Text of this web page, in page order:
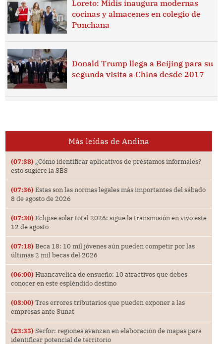
Loreto: Midis inaugura modernas
cocinas y almacenes en colegio de
Punchana
Donald Trump llega a Beijing para su
segunda visita a China desde 2017
Más leídas de Andina
(07:38) ¿Cómo identificar aplicativos de préstamos informales?
esto sugiere la SBS
(07:36) Estas son las normas legales más importantes del sábado
8 de agosto de 2026
(07:30) Eclipse solar total 2026: sigue la transmisión en vivo este
12 de agosto
(07:18) Beca 18: 10 mil jóvenes aún pueden competir por las
últimas 2 mil becas del 2026
(06:00) Huancavelica de ensueño: 10 atractivos que debes
conocer en este espléndido destino
(03:00) Tres errores tributarios que pueden exponer a las
empresas ante Sunat
(23:35) Serfor: regiones avanzan en elaboración de mapas para
identificar potencial de territorio